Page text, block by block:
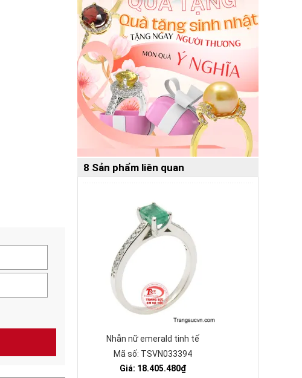
8 Sản phẩm liên quan
Nhẫn nữ emerald tinh tế
Mã số: TSVN033394
Giá: 18.405.480₫